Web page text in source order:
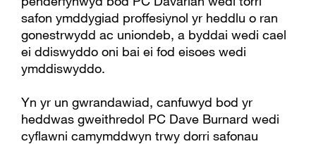
safon ymddygiad proffesiynol yr heddlu o ran
gonestrwydd ac uniondeb, a byddai wedi cael
ei ddiswyddo oni bai ei fod eisoes wedi
ymddiswyddo.
Yn yr un gwrandawiad, canfuwyd bod yr
heddwas gweithredol PC Dave Burnard wedi
cyflawni camymddwyn trwy dorri safonau